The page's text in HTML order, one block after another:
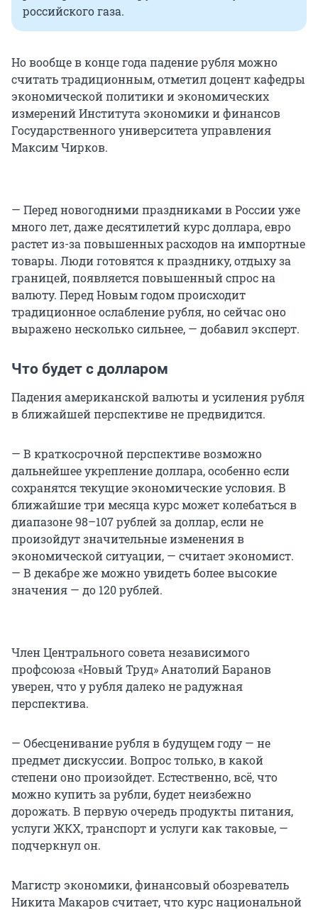
российского газа.
Но вообще в конце года падение рубля можно
считать традиционным, отметил доцент кафедры
экономической политики и экономических
измерений Института экономики и финансов
Государственного университета управления
Максим Чирков.
— Перед новогодними праздниками в России уже
много лет, даже десятилетий курс доллара, евро
растет из-за повышенных расходов на импортные
товары. Люди готовятся к празднику, отдыху за
границей, появляется повышенный спрос на
валюту. Перед Новым годом происходит
традиционное ослабление рубля, но сейчас оно
выражено несколько сильнее, — добавил эксперт.
Что будет с долларом
Падения американской валюты и усиления рубля
в ближайшей перспективе не предвидится.
— В краткосрочной перспективе возможно
дальнейшее укрепление доллара, особенно если
сохранятся текущие экономические условия. В
ближайшие три месяца курс может колебаться в
диапазоне 98–107 рублей за доллар, если не
произойдут значительные изменения в
экономической ситуации, — считает экономист.
— В декабре же можно увидеть более высокие
значения — до 120 рублей.
Член Центрального совета независимого
профсоюза «Новый Труд» Анатолий Баранов
уверен, что у рубля далеко не радужная
перспектива.
— Обесценивание рубля в будущем году — не
предмет дискуссии. Вопрос только, в какой
степени оно произойдет. Естественно, всё, что
можно купить за рубли, будет неизбежно
дорожать. В первую очередь продукты питания,
услуги ЖКХ, транспорт и услуги как таковые, —
подчеркнул он.
Магистр экономики, финансовый обозреватель
Никита Макаров считает, что курс национальной